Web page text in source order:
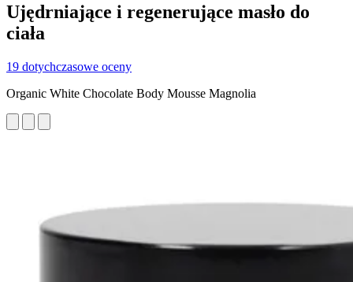
Ujędrniające i regenerujące masło do
ciała
19 dotychczasowe oceny
Organic White Chocolate Body Mousse Magnolia